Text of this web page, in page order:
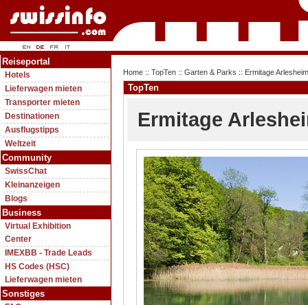
Reiseportal
Hotels
Lieferwagen mieten
Transporter mieten
Destinationen
Ausflugstipps
Weltzeit
Community
SwissChat
Kleinanzeigen
Blogs
Business
Virtual Exhibition
Center
IMEXBB - Trade Leads
HS Codes (HSC)
Lieferwagen mieten
Sonstiges
Home :: TopTen :: Garten & Parks :: Ermitage Arlesheim
TopTen
Ermitage